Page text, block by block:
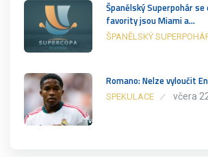
Španělský Superpohár
favority jsou Miami a…
ŠPANĚLSKÝ
Romano: Nelze vyloučit
SPEKULACE včera